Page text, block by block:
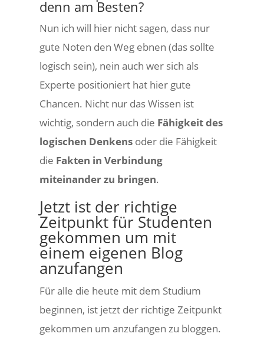
denn am Besten?
Nun ich will hier nicht sagen, dass nur
gute Noten den Weg ebnen (das sollte
logisch sein), nein auch wer sich als
Experte positioniert hat hier gute
Chancen. Nicht nur das Wissen ist
wichtig, sondern auch die Fähigkeit des
logischen Denkens oder die Fähigkeit
die Fakten in Verbindung
miteinander zu bringen.
Jetzt ist der richtige
Zeitpunkt für Studenten
gekommen um mit
einem eigenen Blog
anzufangen
Für alle die heute mit dem Studium
beginnen, ist jetzt der richtige Zeitpunkt
gekommen um anzufangen zu bloggen.